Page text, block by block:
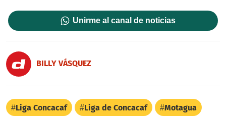
Unirme al canal de noticias
BILLY VÁSQUEZ
Liga Concacaf Liga de Concacaf Motagua